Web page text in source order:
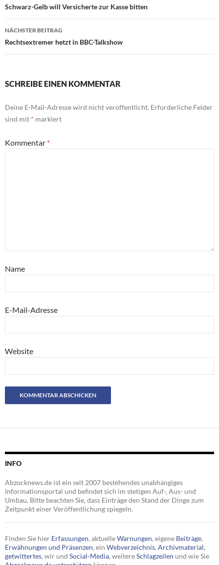
Schwarz-Gelb will Versicherte zur Kasse bitten
NÄCHSTER BEITRAG
Rechtsextremer hetzt in BBC-Talkshow
SCHREIBE EINEN KOMMENTAR
Deine E-Mail-Adresse wird nicht veröffentlicht. Erforderliche Felder
sind mit * markiert
Kommentar *
Name
E-Mail-Adresse
Website
INFO
Abzocknews.de ist ein seit 2007 bestehendes unabhängiges
Informationsportal und befindet sich im stetigen Auf-, Aus- und
Umbau. Bitte beachten Sie, dass Einträge den Stand der Dinge zum
Zeitpunkt einer Veröffentlichung spiegeln.
Finden Sie hier Erfassungen, aktuelleWarnungen, eigene Beiträge,
Erwähnungen und Präsenzen, ein Webverzeichnis, Archivmaterial,
getwittertes, wir und Social-Media, weitereSchlagzeilen und wie Sie